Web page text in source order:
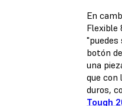
En
Flexible
botón
una
que con
duros,
Tough